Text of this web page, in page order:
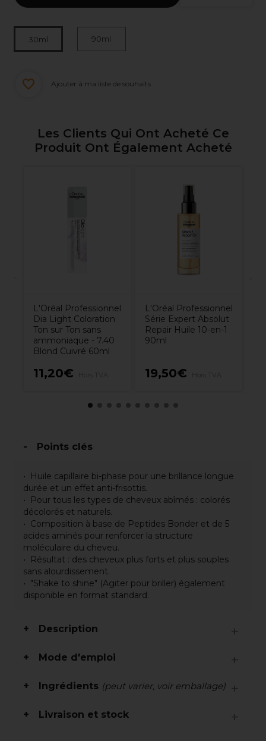
30ml 90ml
Ajouter à ma liste de souhaits
Les Clients Qui Ont Acheté Ce
Produit Ont Également Acheté
L'Oréal Professionnel
Dia Light Coloration
Ton sur Ton sans
ammoniaque - 7.40
Blond Cuivré 60ml
11,20€
L'Oréal Professionnel
Série Expert Absolut
Repair Huile 10-en-1
90ml
19,50€
Points clés
Huile capillaire bi-phase pour une brillance longue
durée et un effet anti-frisottis.
Pour tous les types de cheveux abîmés : colorés
décolorés et naturels.
Composition à base de Peptides Bonder et de 5
acides aminés pour renforcer la structure
moléculaire du cheveu.
Résultat : des cheveux plus forts et plus souples
sans alourdissement.
"Shake to shine" (Agiter pour briller) également
disponible en format standard.
Description
Mode d'emploi
Ingrédients (peut varier, voir emballage)
Livraison et stock